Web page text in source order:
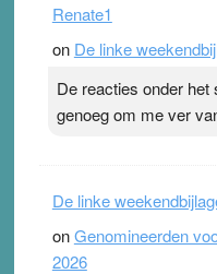
topsporters. Ze hopen
terwijl ze meer zuurstof
ademen’ kan goud
Pleisterplakkers in de
Renate1
on De linke
De reacties onder
genoeg om me ver
De linke
onGenomineerden
2026